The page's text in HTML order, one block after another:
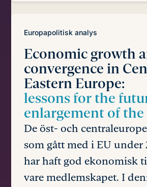
Europapolitisk analys
Economic growth
convergence in
Eastern Europe:
lessons for the
enlargement of the
De öst- och
som gått med i EU
har haft god ekonomisk
vare medlemskapet. I